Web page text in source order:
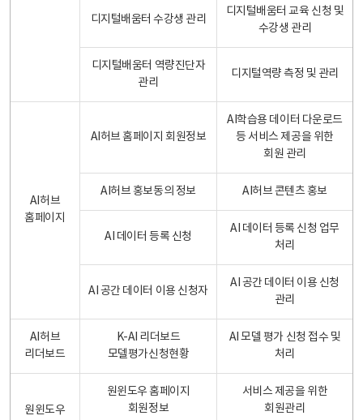
디지털배움터 수강생 관리
디지털배움터 교육 신청 및
수강생 관리
디지털배움터 역량진단자
관리
디지털역량 측정 및 관리
AI허브
홈페이지
AI허브 홈페이지 회원정보
AI학습용 데이터 다운로드
등 서비스 제공을 위한
회원 관리
AI허브 홍보동의 정보 AI허브 콘텐츠 홍보
AI 데이터 등록 신청
AI 데이터 등록 신청 업무
처리
AI 공간 데이터 이용 신청자
AI 공간 데이터 이용 신청
관리
AI허브
리더보드
K-AI 리더보드
모델평가신청현황
AI 모델 평가 신청 접수 및
처리
원윈도우
원윈도우 홈페이지
회원정보
서비스 제공을 위한
회원관리